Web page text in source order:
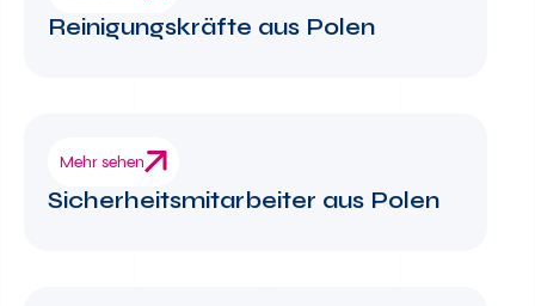
Reinigungskräfte aus Polen
Mehr sehen
Sicherheitsmitarbeiter aus Polen